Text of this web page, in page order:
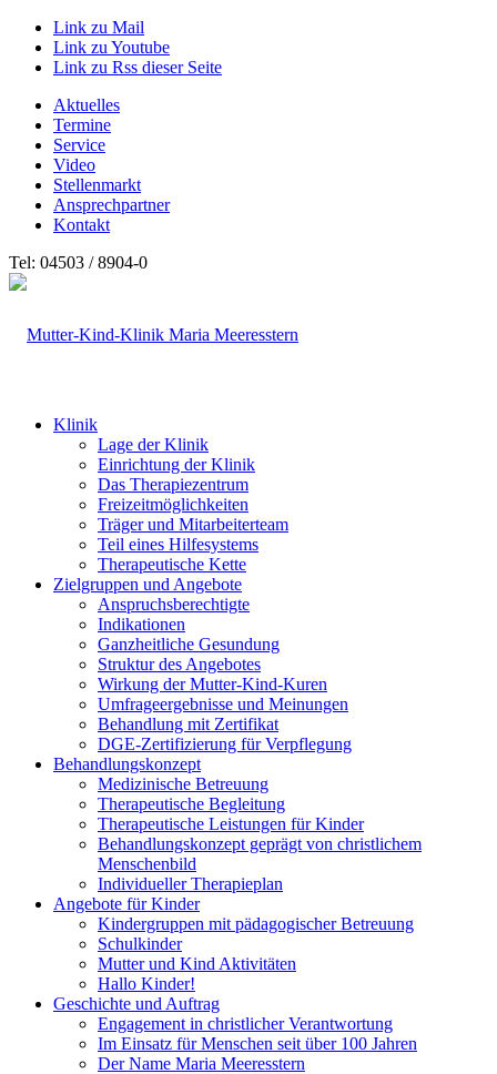
Link zu Mail
Link zu Youtube
Link zu Rss dieser Seite
Aktuelles
Termine
Service
Video
Stellenmarkt
Ansprechpartner
Kontakt
Tel: 04503 / 8904-0
Klinik
Lage der Klinik
Einrichtung der Klinik
Das Therapiezentrum
Freizeitmöglichkeiten
Träger und Mitarbeiterteam
Teil eines Hilfesystems
Therapeutische Kette
Zielgruppen und Angebote
Anspruchsberechtigte
Indikationen
Ganzheitliche Gesundung
Struktur des Angebotes
Wirkung der Mutter-Kind-Kuren
Umfrageergebnisse und Meinungen
Behandlung mit Zertifikat
DGE-Zertifizierung für Verpflegung
Behandlungskonzept
Medizinische Betreuung
Therapeutische Begleitung
Therapeutische Leistungen für Kinder
Behandlungskonzept geprägt von christlichem
Menschenbild
Individueller Therapieplan
Angebote für Kinder
Kindergruppen mit pädagogischer Betreuung
Schulkinder
Mutter und Kind Aktivitäten
Hallo Kinder!
Geschichte und Auftrag
Engagement in christlicher Verantwortung
Im Einsatz für Menschen seit über 100 Jahren
Der Name Maria Meeresstern